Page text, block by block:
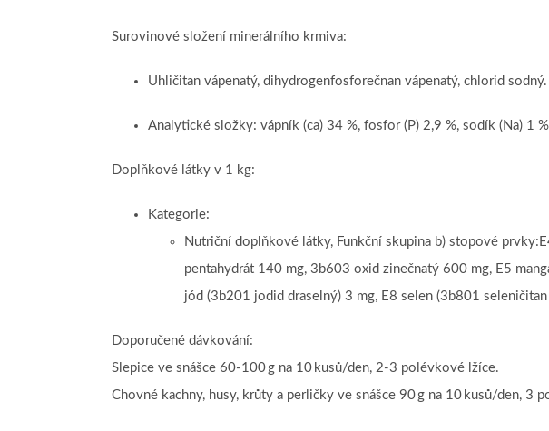
Surovinové složení minerálního krmiva:
Uhličitan vápenatý, dihydrogenfosforečnan vápenatý, chlorid sodný.
Analytické složky: vápník (ca) 34 %, fosfor (P) 2,9 %, sodík (Na) 1 %
Doplňkové látky v 1 kg:
Kategorie:
Nutriční doplňkové látky, Funkční skupina b) stopové
pentahydrát 140 mg, 3b603 oxid zinečnatý 600 mg, E5
jód (3b201 jodid draselný) 3 mg, E8 selen (3b801
Doporučené dávkování:
Slepice ve snášce 60-100 g na 10 kusů/den, 2-3 polévkové lžíce.
Chovné kachny, husy, krůty a perličky ve snášce 90 g na 10 kusů/den, 3